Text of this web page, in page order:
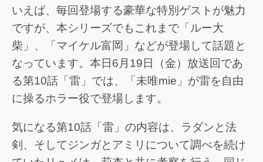
いえば、毎回登場する豪華な特別ゲストが魅力
ですが、本シリーズでもこれまで「ルー大
柴」、「マイケル富岡」などが登場して話題と
なっています。本日6月19日（金）放送回であ
る第10話「雷」では、「未唯mie」が雷を自由
に操るホラー役で登場します。
気になる第10話「雷」の内容は、ラダンと法
剣、そしてジンガとアミリについて調べを続け